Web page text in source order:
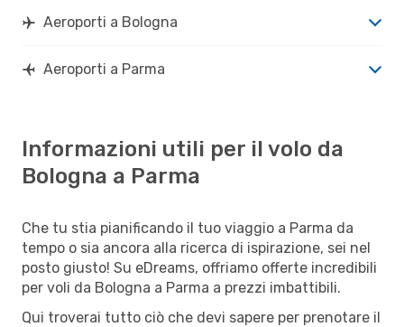
Aeroporti a Bologna
Aeroporti a Parma
Informazioni utili per il volo da
Bologna a Parma
Che tu stia pianificando il tuo viaggio a Parma da
tempo o sia ancora alla ricerca di ispirazione, sei nel
posto giusto! Su eDreams, offriamo offerte incredibili
per voli da Bologna a Parma a prezzi imbattibili.
Qui troverai tutto ciò che devi sapere per prenotare il